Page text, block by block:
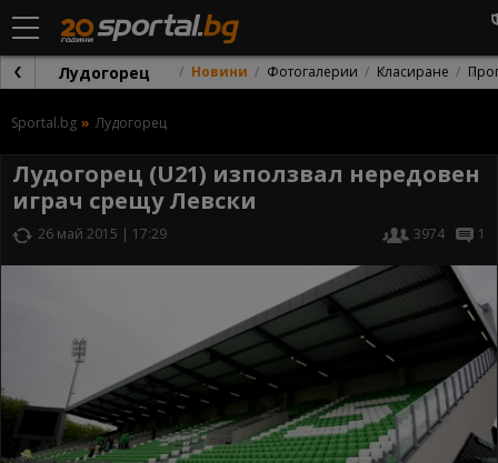
Лудогорец Новини Фотогалерии Класиране
Sportal.bg Лудогорец
Лудогорец (U21) използвал нередовен
играч срещу Левски
26 май 2015 | 17:29 3974 1